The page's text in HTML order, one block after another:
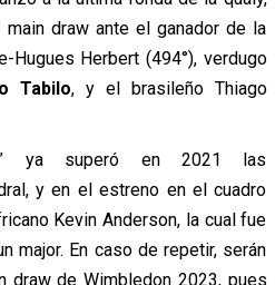
draw ante el ganador de la
Hugues Herbert (494°), verdugo
Tabilo, y el brasileño Thiago
ya superó en 2021 las
y en el estreno en el cuadro
Kevin Anderson, la cual fue
major. En caso de repetir, serán
draw de Wimbledon 2023, pues